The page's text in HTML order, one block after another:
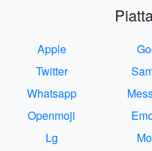
Apple
Twitter
Whatsapp
Openmoji
Lg